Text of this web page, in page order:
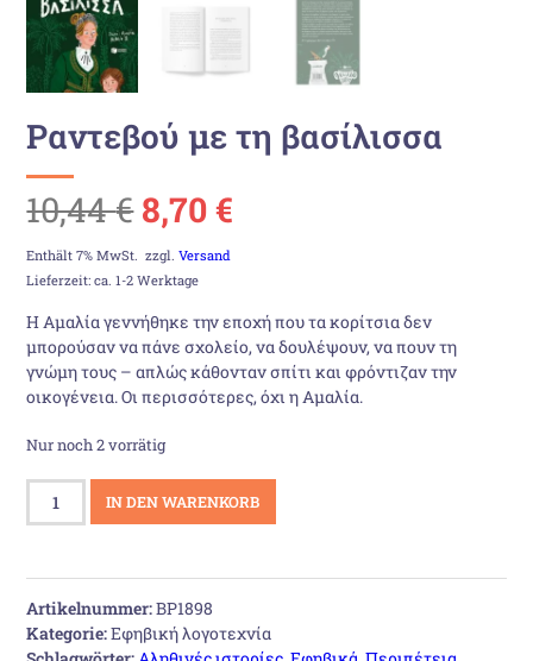
Ραντεβού με τη βασίλισσα
10,44€ Ursprünglicher
Preis
war:
10,44 €
8,70€
ist:
8,70 €.
Enthält 7% MwSt. zzgl.Versand
Lieferzeit: ca. 1-2 Werktage
Η Αμαλία γεννήθηκε την εποχή που τα κορίτσια δεν
μπορούσαν να πάνε σχολείο, να δουλέψουν, να πουν τη
γνώμη τους – απλώς κάθονταν σπίτι και φρόντιζαν την
οικογένεια. Οι περισσότερες, όχι η Αμαλία.
Nur noch 2 vorrätig
IN DEN WARENKORB
Artikelnummer:BP1898
Kategorie:Εφηβική λογοτεχνία